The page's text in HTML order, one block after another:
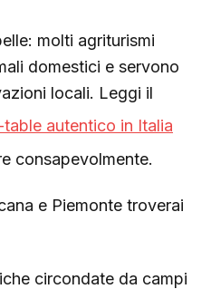
molti agriturismi
domestici e servono
locali. Leggi il
autentico in Italia
consapevolmente.
e Piemonte troverai
circondate da campi